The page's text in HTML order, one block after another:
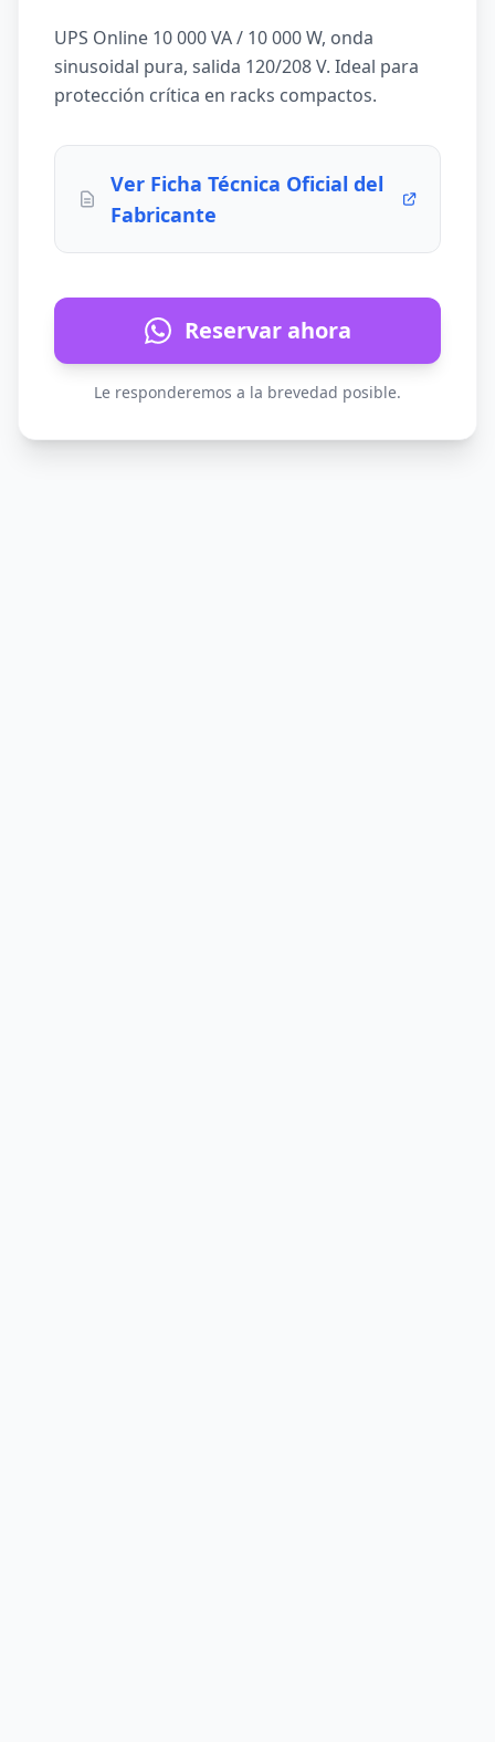
UPS Online 10 000 VA / 10 000 W, onda
sinusoidal pura, salida 120/208 V. Ideal para
protección crítica en racks compactos.
Ver Ficha Técnica Oficial del
Fabricante
Reservar ahora
Le responderemos a la brevedad posible.